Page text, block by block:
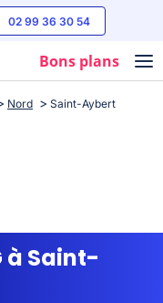
02 99 36 30 54
Bons plans
Nord Saint-Aybert
à Saint-